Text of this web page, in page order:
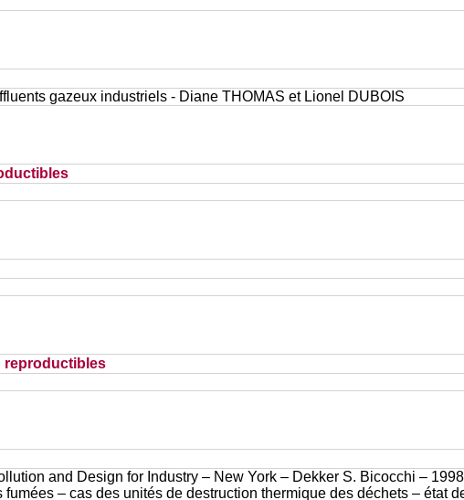
gazeux industriels - Diane THOMAS et Lionel DUBOIS
reproductibles
and Design for Industry – New York – Dekker S. Bicocchi –
– cas des unités de destruction thermique des déchets – état